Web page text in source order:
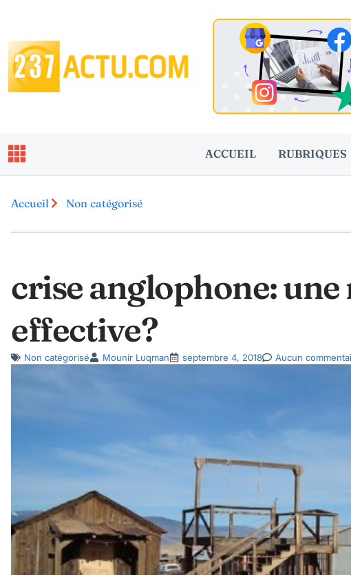
ACCUEIL RUBRIQUES
Accueil Non catégorisé
crise anglophone: une
effective?
Non catégorisé Mounir Luqman septembre 4, 2018 Aucun